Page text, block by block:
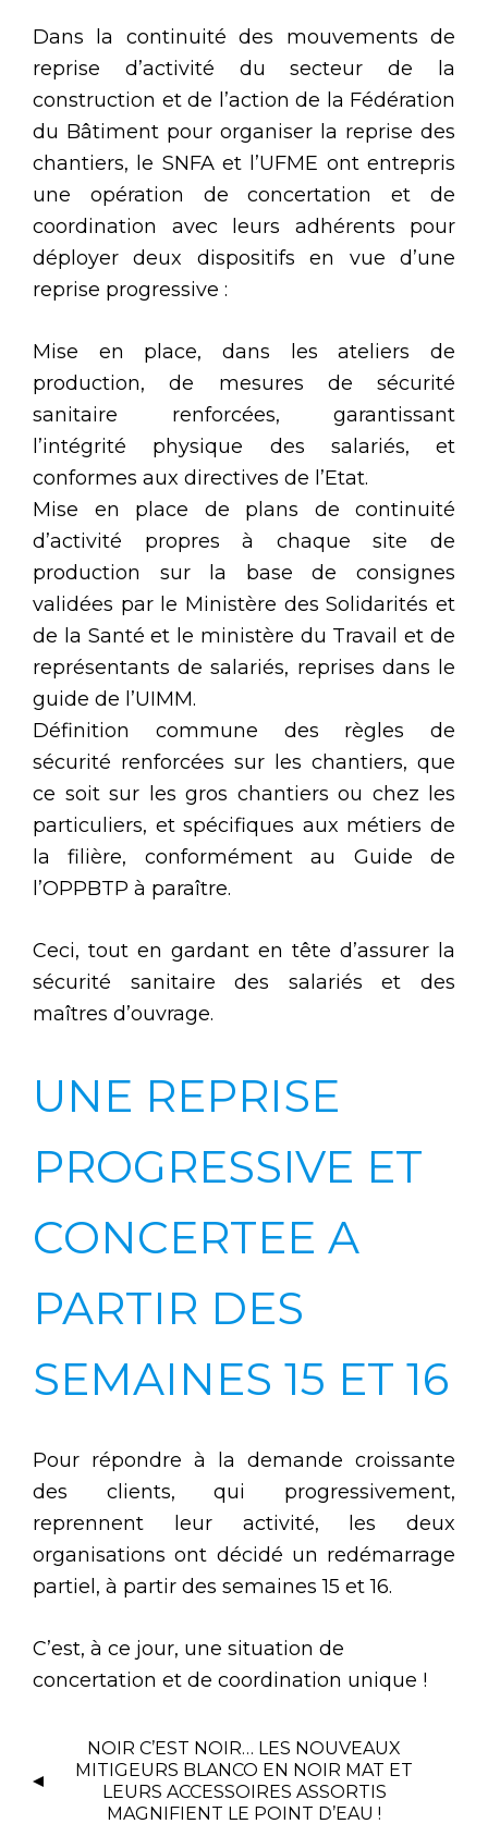
Dans la continuité des mouvements de
reprise d’activité du secteur de la
construction et de l’action de la Fédération
du Bâtiment pour organiser la reprise des
chantiers, le SNFA et l’UFME ont entrepris
une opération de concertation et de
coordination avec leurs adhérents pour
déployer deux dispositifs en vue d’une
reprise progressive :
Mise en place, dans les ateliers de
production, de mesures de sécurité
sanitaire renforcées, garantissant
l’intégrité physique des salariés, et
conformes aux directives de l’Etat.
Mise en place de plans de continuité
d’activité propres à chaque site de
production sur la base de consignes
validées par le Ministère des Solidarités et
de la Santé et le ministère du Travail et de
représentants de salariés, reprises dans le
guide de l’UIMM.
Définition commune des règles de
sécurité renforcées sur les chantiers, que
ce soit sur les gros chantiers ou chez les
particuliers, et spécifiques aux métiers de
la filière, conformément au Guide de
l’OPPBTP à paraître.
Ceci, tout en gardant en tête d’assurer la
sécurité sanitaire des salariés et des
maîtres d’ouvrage.
UNE REPRISE
PROGRESSIVE ET
CONCERTEE A
PARTIR DES
SEMAINES 15 ET 16
Pour répondre à la demande croissante
des clients, qui progressivement,
reprennent leur activité, les deux
organisations ont décidé un redémarrage
partiel, à partir des semaines 15 et 16.
C’est, à ce jour, une situation de
concertation et de coordination unique !
NOIR C’EST NOIR… LES NOUVEAUX
MITIGEURS BLANCO EN NOIR MAT ET
LEURS ACCESSOIRES ASSORTIS
MAGNIFIENT LE POINT D’EAU !